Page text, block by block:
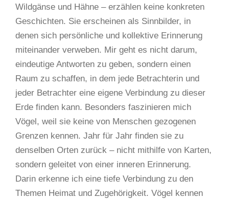
Wildgänse und Hähne – erzählen keine konkreten
Geschichten. Sie erscheinen als Sinnbilder, in
denen sich persönliche und kollektive Erinnerung
miteinander verweben. Mir geht es nicht darum,
eindeutige Antworten zu geben, sondern einen
Raum zu schaffen, in dem jede Betrachterin und
jeder Betrachter eine eigene Verbindung zu dieser
Erde finden kann. Besonders faszinieren mich
Vögel, weil sie keine von Menschen gezogenen
Grenzen kennen. Jahr für Jahr finden sie zu
denselben Orten zurück – nicht mithilfe von Karten,
sondern geleitet von einer inneren Erinnerung.
Darin erkenne ich eine tiefe Verbindung zu den
Themen Heimat und Zugehörigkeit. Vögel kennen